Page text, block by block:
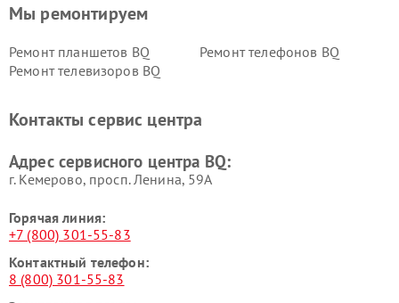
Мы ремонтируем
Ремонт планшетов BQ
Ремонт телефонов BQ
Ремонт телевизоров BQ
Контакты сервис центра
Адрес сервисного центра BQ:
г. Кемерово, просп. Ленина, 59А
Горячая линия:
+7 (800) 301-55-83
Контактный телефон:
8 (800) 301-55-83